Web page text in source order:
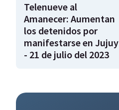
Telenueve al
Amanecer: Aumentan
los detenidos por
manifestarse en Jujuy
- 21 de julio del 2023